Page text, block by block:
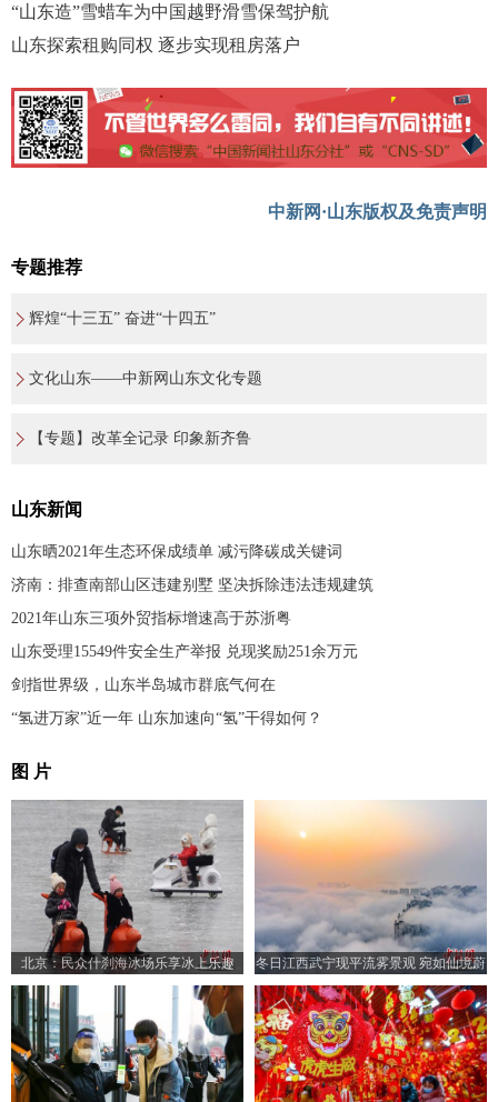
“山东造”雪蜡车为中国越野滑雪保驾护航
山东探索租购同权 逐步实现租房落户
中新网·山东版权及免责声明
专题推荐
辉煌“十三五” 奋进“十四五”
文化山东——中新网山东文化专题
【专题】改革全记录 印象新齐鲁
山东新闻
山东晒2021年生态环保成绩单 减污降碳成关键词
济南：排查南部山区违建别墅 坚决拆除违法违规建筑
2021年山东三项外贸指标增速高于苏浙粤
山东受理15549件安全生产举报 兑现奖励251余万元
剑指世界级，山东半岛城市群底气何在
“氢进万家”近一年 山东加速向“氢”干得如何？
图 片
北京：民众什刹海冰场乐享冰上乐趣
冬日江西武宁现平流雾景观 宛如仙境蔚
为壮观